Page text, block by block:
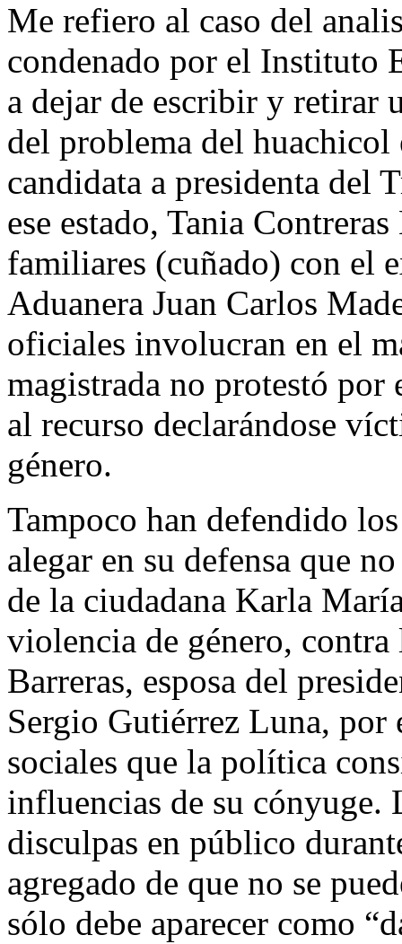
Me refiero al caso del
condenado por el Instituto
a dejar de escribir y retirar
del problema del huachicol
candidata a presidenta del
ese estado, Tania
familiares (cuñado) con el
Aduanera Juan Carlos
oficiales involucran en el
magistrada no protestó por
al recurso declarándose
género.
Tampoco han defendido
alegar en su defensa que
de la ciudadana Karla
violencia de género,
Barreras, esposa del
Sergio Gutiérrez Luna, por
sociales que la política
influencias de su cónyuge.
disculpas en público
agregado de que no se
sólo debe aparecer como